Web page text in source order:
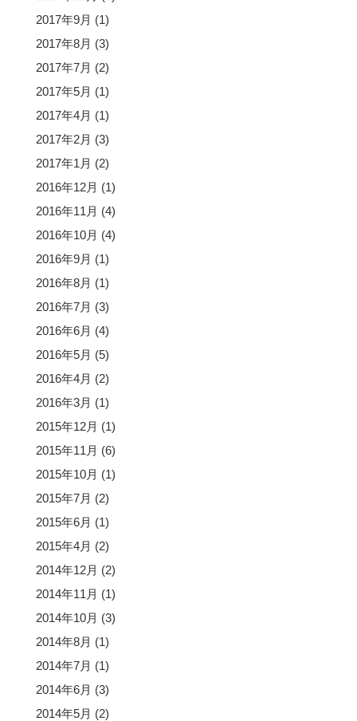
2017年9月 (1)
2017年8月 (3)
2017年7月 (2)
2017年5月 (1)
2017年4月 (1)
2017年2月 (3)
2017年1月 (2)
2016年12月 (1)
2016年11月 (4)
2016年10月 (4)
2016年9月 (1)
2016年8月 (1)
2016年7月 (3)
2016年6月 (4)
2016年5月 (5)
2016年4月 (2)
2016年3月 (1)
2015年12月 (1)
2015年11月 (6)
2015年10月 (1)
2015年7月 (2)
2015年6月 (1)
2015年4月 (2)
2014年12月 (2)
2014年11月 (1)
2014年10月 (3)
2014年8月 (1)
2014年7月 (1)
2014年6月 (3)
2014年5月 (2)